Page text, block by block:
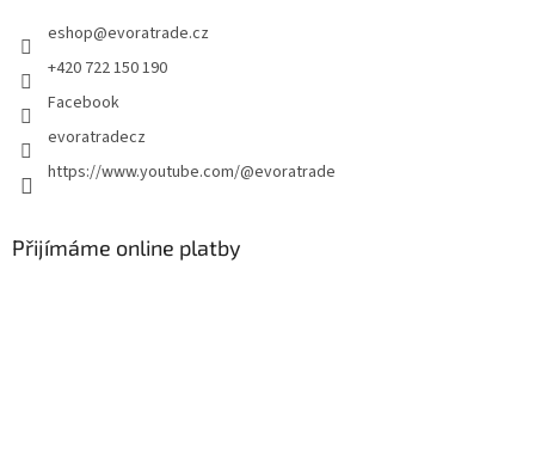
eshop@evoratrade.cz
+420 722 150 190
Facebook
evoratradecz
https://www.youtube.com/@evoratrade
Přijímáme online platby